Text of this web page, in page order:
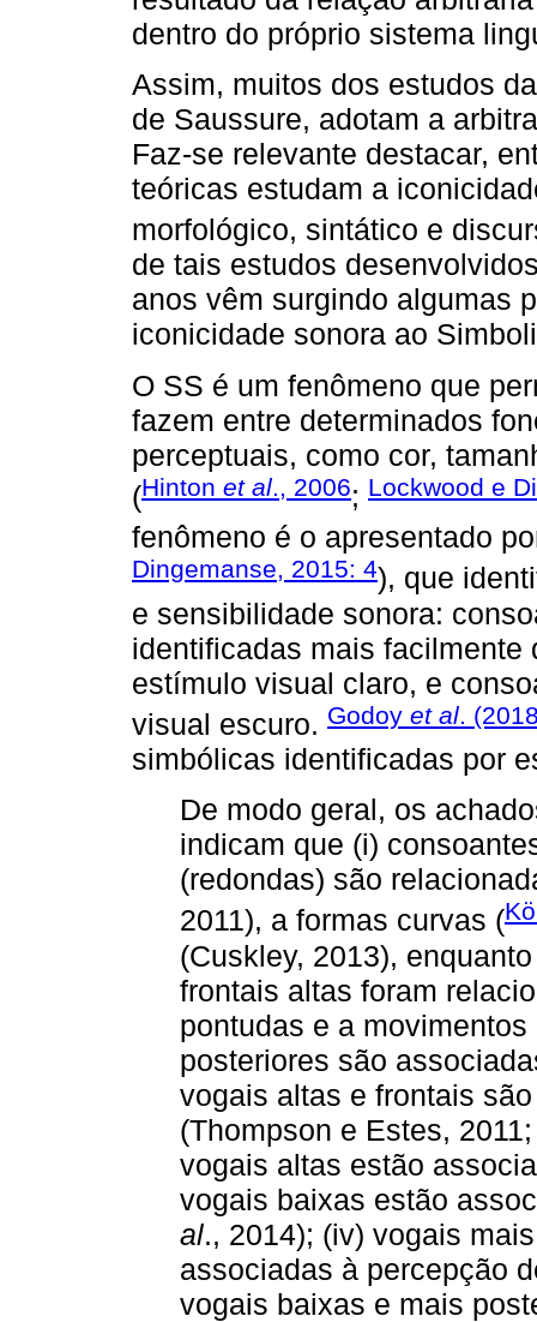
dentro do próprio sistema
Assim, muitos dos estudos
de Saussure, adotam a
Faz-se relevante destacar,
teóricas estudam a
morfológico, sintático e
de tais estudos
anos vêm surgindo algumas
iconicidade sonora ao
O SS é um fenômeno que
fazem entre determinados
perceptuais, como cor,
(Hinton et al ., 2006; Lockwood e
fenômeno é o apresentado
Dingemanse, 2015: 4), que
e sensibilidade sonora:
identificadas mais facilmente
estímulo visual claro, e
visual escuro. Godoy et al .
simbólicas identificadas por
De modo geral, os
indicam que (i)
(redondas) são
2011), a formas curvas (
(Cuskley, 2013),
frontais altas foram
pontudas e a
posteriores são
vogais altas e frontais
(Thompson e Estes,
vogais altas estão
vogais baixas estão
al., 2014); (iv) vogais
associadas à percepção
vogais baixas e mais